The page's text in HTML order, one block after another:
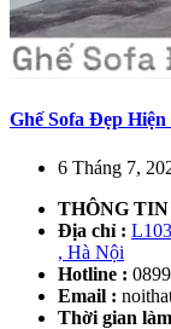
Ghế Sofa Đẹp
6 Tháng 7,
THÔNG
Địa chỉ :
, Hà Nội
Hotline :
Email :
Thời gian